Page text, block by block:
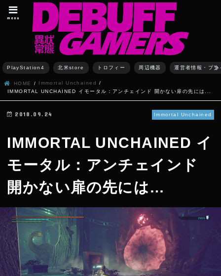
menu
PlayStation4 北米store トロフィー 周辺機器 運営者情報・プ
HOME
Immortal Unchained
IMMORTAL UNCHAINED イモータル：アンチェインド 開かない扉の先には...
Immortal Unchained
2018.09.24
IMMORTAL UNCHAINED イ
モータル：アンチェインド
開かない扉の先には…